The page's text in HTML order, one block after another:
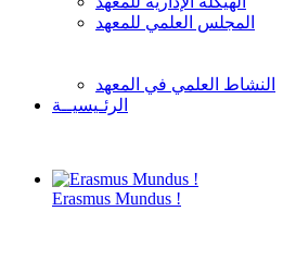
المجلس العلمي للمعهد
النشاط العلمي في المعهد
الرئـيسيــة
Erasmus Mundus !